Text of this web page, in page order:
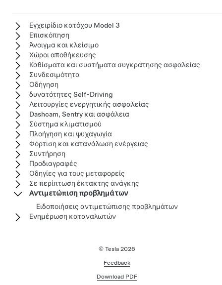
Εγχειρίδιο κατόχου Model 3
Επισκόπηση
Άνοιγμα και κλείσιμο
Χώροι αποθήκευσης
Καθίσματα και συστήματα συγκράτησης ασφαλείας
Συνδεσιμότητα
Οδήγηση
δυνατότητες Self-Driving
Λειτουργίες ενεργητικής ασφαλείας
Dashcam, Sentry και ασφάλεια
Σύστημα κλιματισμού
Πλοήγηση και ψυχαγωγία
Φόρτιση και κατανάλωση ενέργειας
Συντήρηση
Προδιαγραφές
Οδηγίες για τους μεταφορείς
Σε περίπτωση έκτακτης ανάγκης
Αντιμετώπιση προβλημάτων
Ειδοποιήσεις αντιμετώπισης προβλημάτων
Ενημέρωση καταναλωτών
© Tesla 2026
Feedback
Download PDF